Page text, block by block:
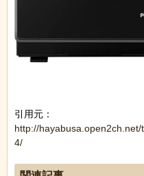
引用元：
http://
4/